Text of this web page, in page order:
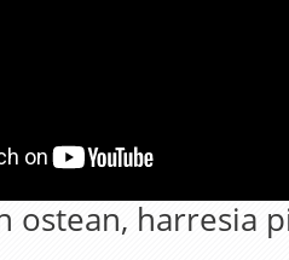
ostean, harresia